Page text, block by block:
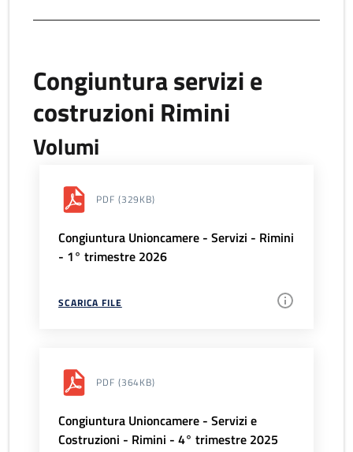
Congiuntura servizi e
costruzioni Rimini
Volumi
PDF (329KB)
Congiuntura Unioncamere - Servizi - Rimini
- 1° trimestre 2026
SCARICA FILE
PDF (364KB)
Congiuntura Unioncamere - Servizi e
Costruzioni - Rimini - 4° trimestre 2025